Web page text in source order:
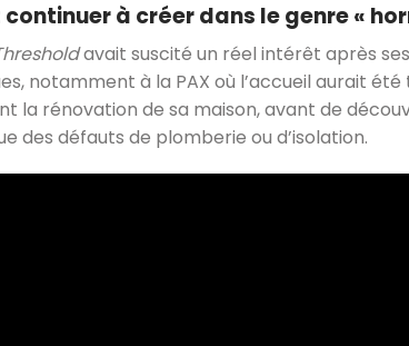
à créer dans le genre «
avait suscité un réel intérêt après
notamment à la PAX où l’accueil aurait été
la rénovation de sa maison, avant de
des défauts de plomberie ou d’isolation.